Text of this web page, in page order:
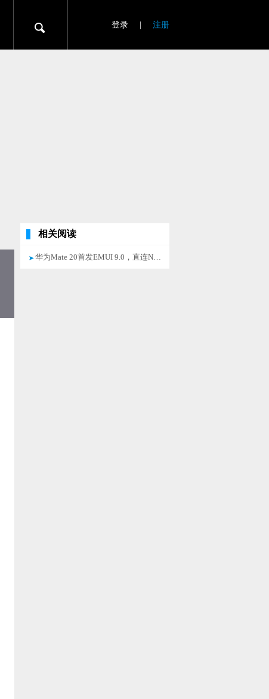
登录 注册
相关阅读
华为Mate 20首发EMUI 9.0，直连Newtap/戴尔等大屏秒变触控PC